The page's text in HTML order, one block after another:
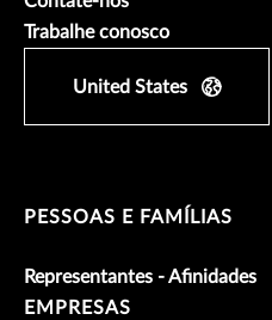
Trabalhe conosco
United States
PESSOAS E FAMÍLIAS
Representantes - Afinidades
EMPRESAS